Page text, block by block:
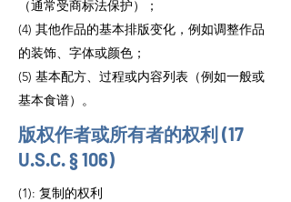
（通常受商标法保护）；
(4) 其他作品的基本排版变化，例如调整作品
的装饰、字体或颜色；
(5) 基本配方、过程或内容列表（例如一般或
基本食谱）。
版权作者或所有者的权利 (17
U.S.C. § 106)
(1): 复制的权利